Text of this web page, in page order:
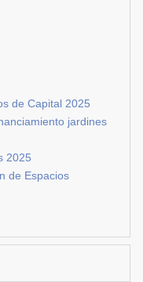
de Capital 2025
jardines
2025
de Espacios